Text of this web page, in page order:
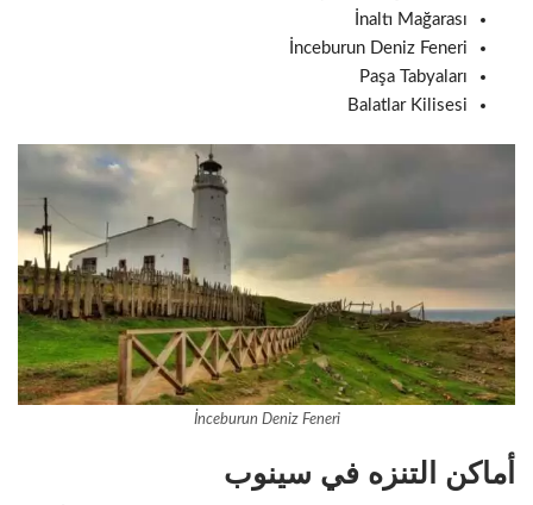
İnaltı Mağarası
İnceburun Deniz Feneri
Paşa Tabyaları
Balatlar Kilisesi
İnceburun Deniz Feneri
أماكن التنزه في سينوب